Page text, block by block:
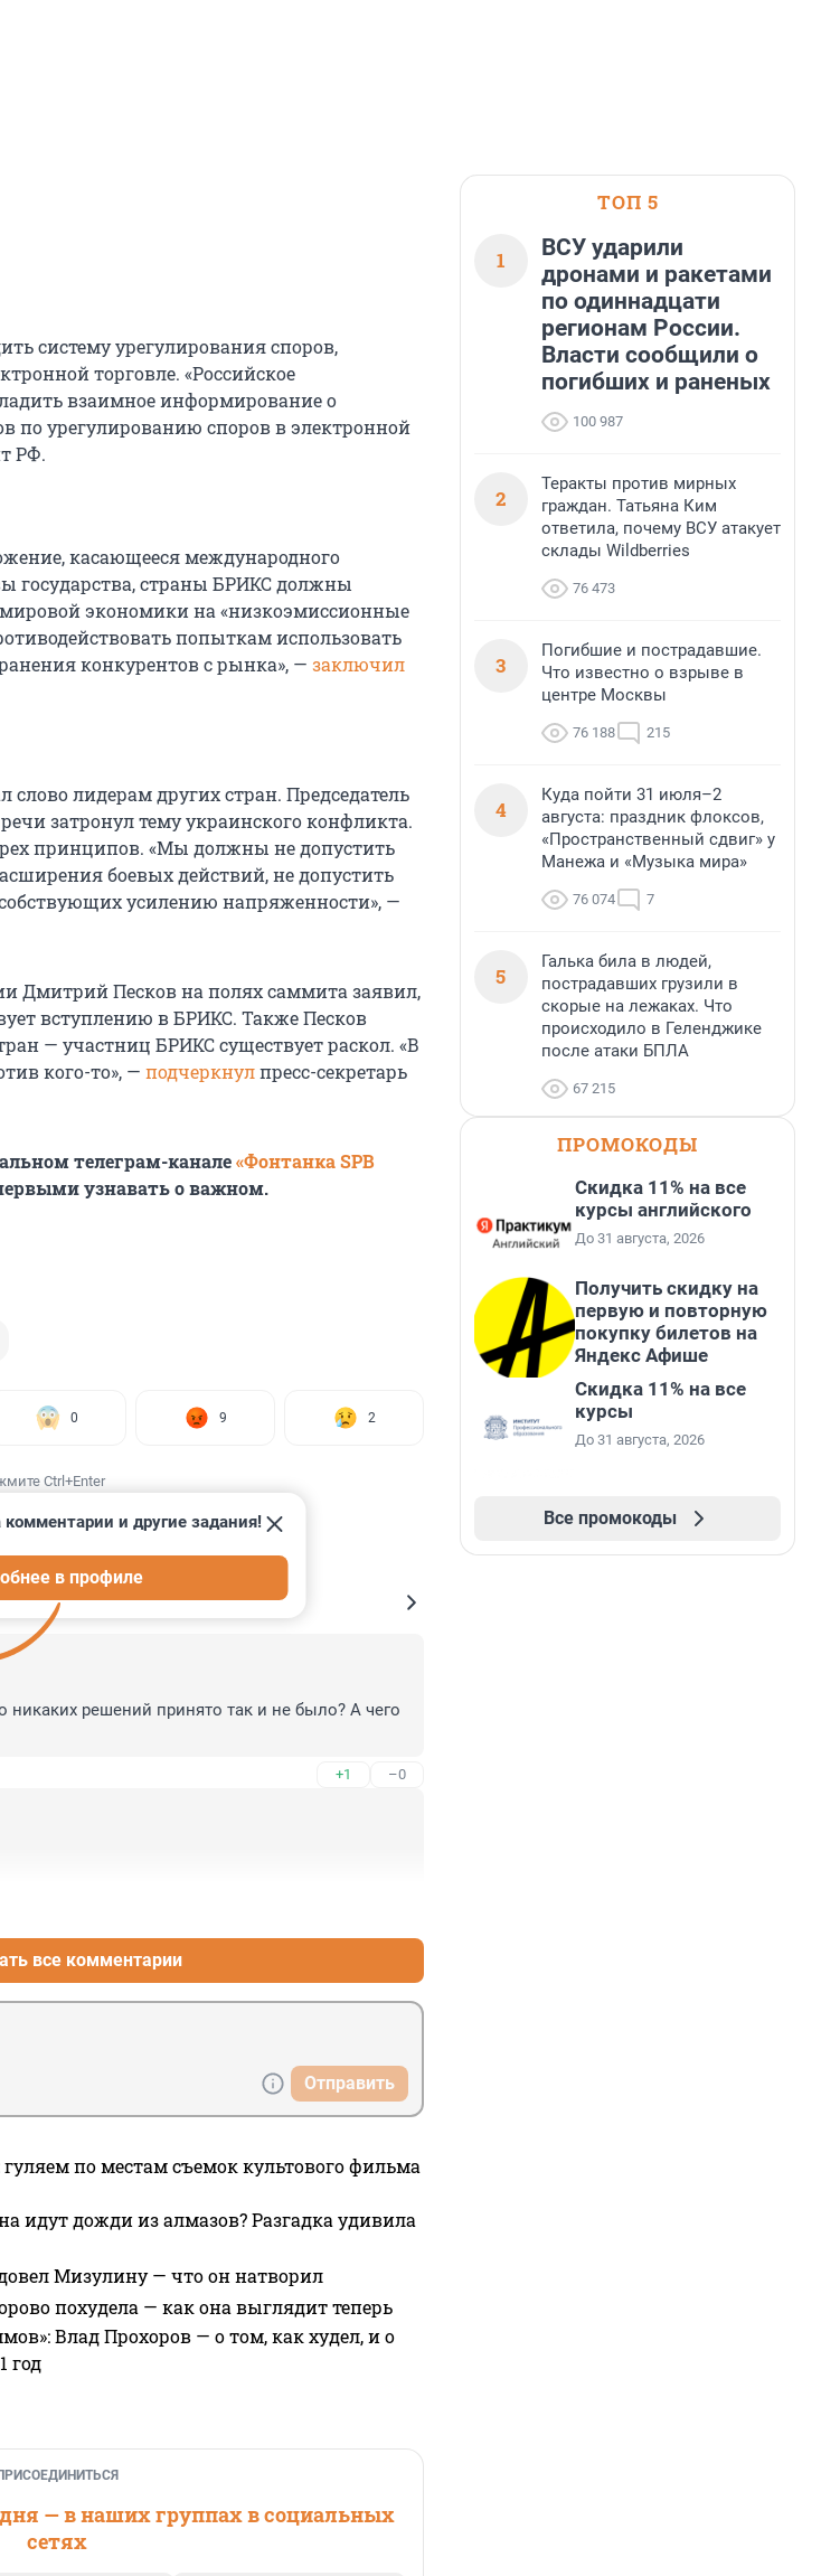
систему урегулирования споров,
торговле. «Российское
взаимное информирование о
по урегулированию споров в электронной
РФ.
касающееся международного
государства, страны БРИКС должны
экономики на «низкоэмиссионные
попыткам использовать
конкурентов с рынка», — заключил
лидерам других стран. Председатель
затронул тему украинского конфликта.
принципов. «Мы должны не допустить
боевых действий, не допустить
усилению напряженности», —
Дмитрий Песков на полях саммита заявил,
вступлению в БРИКС. Также Песков
— участниц БРИКС существует раскол. «В
кого-то», — подчеркнулпресс-секретарь
телеграм-канале«Фонтанка SPB
узнавать о важном.
0 9 2
Ctrl+Enter
и другие задания!
в профиле
решений принято так и не было? А чего
+1 –0
все комментарии
Отправить
по местам съемок культового фильма
идут дожди из алмазов? Разгадка удивила
Мизулину — что он натворил
похудела — как она выглядит теперь
Влад Прохоров — о том, как худел, и о
год
— в наших группах в социальных
сетях
ТОП 5
1
ВСУ ударили
дронами и ракетами
по одиннадцати
регионам России.
Власти сообщили о
погибших и раненых
100 987
2
Теракты против мирных
граждан. Татьяна Ким
ответила, почему ВСУ атакует
склады Wildberries
76 473
3
Погибшие и пострадавшие.
Что известно о взрыве в
центре Москвы
76 188 215
4
Куда пойти 31 июля–2
августа: праздник флоксов,
«Пространственный сдвиг» у
Манежа и «Музыка мира»
76 074 7
5
Галька била в людей,
пострадавших грузили в
скорые на лежаках. Что
происходило в Геленджике
после атаки БПЛА
67 215
ПРОМОКОДЫ
Скидка 11% на все
курсы английского
До 31 августа, 2026
Получить скидку на
первую и повторную
покупку билетов на
Яндекс Афише
Скидка 11% на все
курсы
До 31 августа, 2026
Все промокоды